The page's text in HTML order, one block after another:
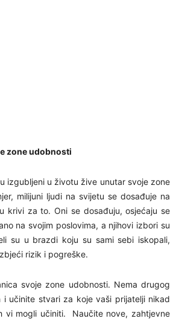
zone udobnosti
izgubljeni u životu žive unutar svoje zone
milijuni ljudi na svijetu se dosađuje na
krivi za to. Oni se dosađuju, osjećaju se
na svojim poslovima, a njihovi izbori su
su u brazdi koju su sami sebi iskopali,
rizik i pogreške.
svoje zone udobnosti. Nema drugog
i učinite stvari za koje vaši prijatelji nikad
vi mogli učiniti. Naučite nove, zahtjevne